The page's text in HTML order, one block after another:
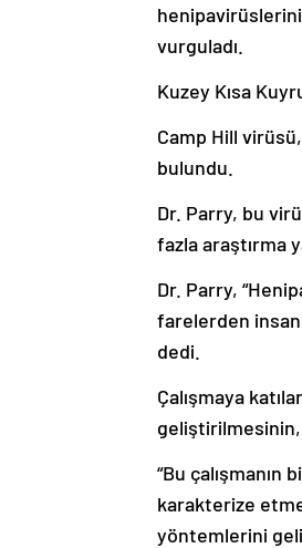
vurguladı.
Kuzey Kısa
Camp Hill
bulundu.
Dr. Parry, bu
fazla araştırma
Dr. Parry,
farelerden
dedi.
Çalışmaya
geliştirilmesinin,
“Bu
karakterize
yöntemlerini